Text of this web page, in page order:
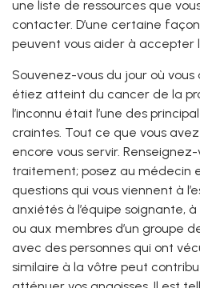
une liste de ressources que
contacter. D’une certaine
peuvent vous aider à accepter
Souvenez-vous du jour où
étiez atteint du cancer de la
l’inconnu était l’une des
craintes. Tout ce que vous
encore vous servir.
traitement; posez au médecin
questions qui vous viennent à
anxiétés à l’équipe soignante,
ou aux membres d’un groupe
avec des personnes qui ont
similaire à la vôtre peut